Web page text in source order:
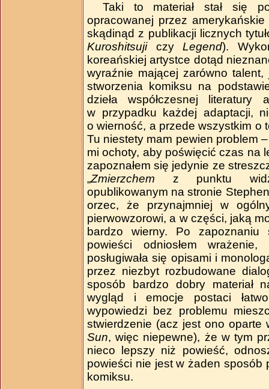
Taki to materiał stał się
opracowanej przez
skądinąd z publikacji licznych
KuroshitsujiczyLegend).
koreańskiej artystce dotąd
wyraźnie mającej zarówno
stworzenia komiksu na
dzieła współczesnej literatury
w przypadku każdej adaptacji,
o wierność, a przede wszystkim o
Tu niestety mam pewien problem
mi ochoty, aby poświęcić czas na
zapoznałem się jedynie ze
„Zmierzchem z punktu
opublikowanym na stronie
orzec, że przynajmniej w
pierwowzorowi, a w części, jaką
bardzo wierny. Po zapoznaniu
powieści odniosłem
posługiwała się opisami i
przez niezbyt rozbudowane
sposób bardzo dobry materiał
wygląd i emocje postaci
wypowiedzi bez problemu
stwierdzenie (acz jest ono oparte
Sun, więc niepewne), że w tym
nieco lepszy niż powieść,
powieści nie jest w żaden sposób
komiksu.